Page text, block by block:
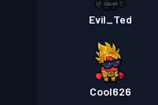
Evil_Ted
Cool626